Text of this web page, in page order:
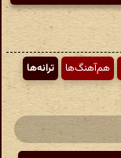
هم‌آهنگ‌ها
ترانه‌ها